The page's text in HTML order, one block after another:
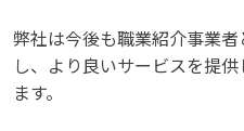
弊社は今後も職業紹介事業
し、より良いサービスを提
ます。